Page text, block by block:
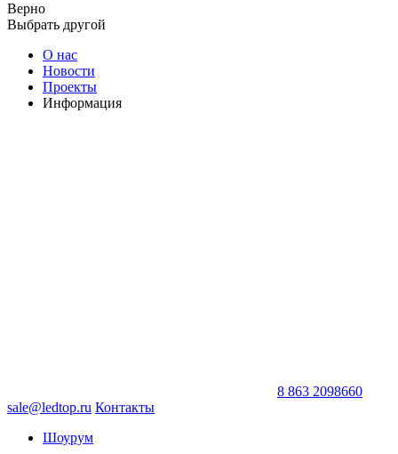
Верно
Выбрать другой
О нас
Новости
Проекты
Информация
8 863 2098660
sale@ledtop.ru Контакты
Шоурум